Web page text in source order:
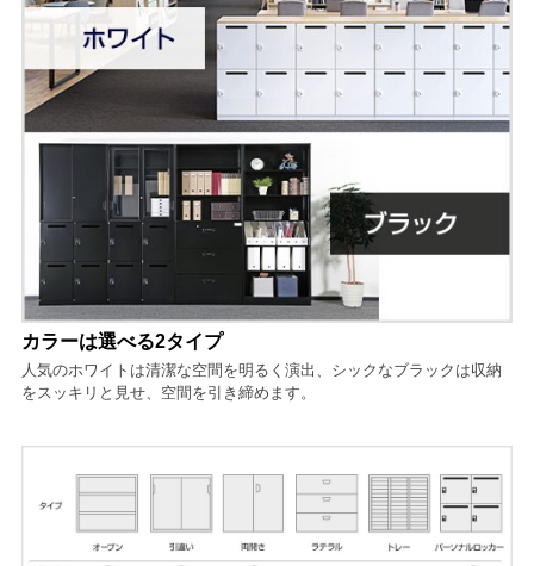
カラーは選べる2タイプ
人気のホワイトは清潔な空間を明るく演出、シックなブラックは収納
をスッキリと見せ、空間を引き締めます。